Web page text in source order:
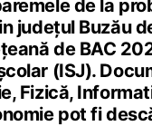
de la
județul Buzău
de BAC
(ISJ).
Fizică,
pot fi